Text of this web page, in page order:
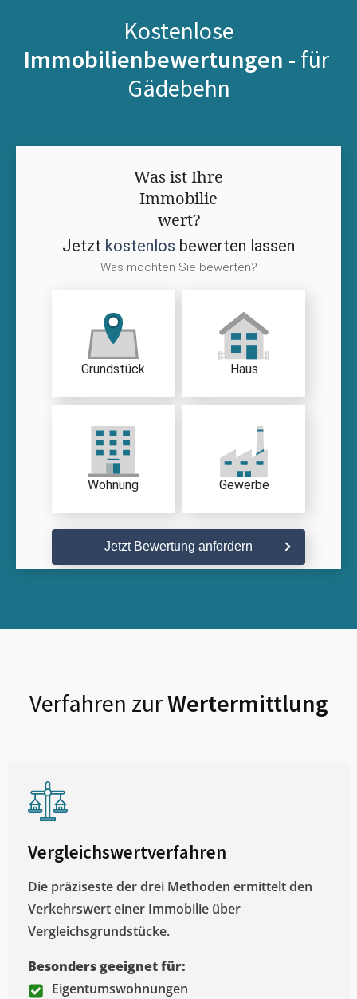
Kostenlose
Immobilienbewertungen - für
Gädebehn
Was ist Ihre
Immobilie
wert?
Jetzt kostenlos bewerten lassen
Was möchten Sie bewerten?
Grundstück Haus
Wohnung Gewerbe
Jetzt Bewertung anfordern
Verfahren zurWertermittlung
Vergleichswertverfahren
Die präziseste der drei Methoden ermittelt den
Verkehrswert einer Immobilie über
Vergleichsgrundstücke.
Besonders geeignet für:
Eigentumswohnungen